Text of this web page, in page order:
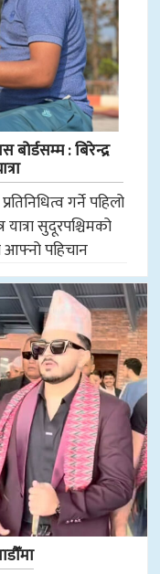
: बिरेन्द्र
गर्ने पहिलो
सुदूरपश्चिमको
आफ्नो पहिचान